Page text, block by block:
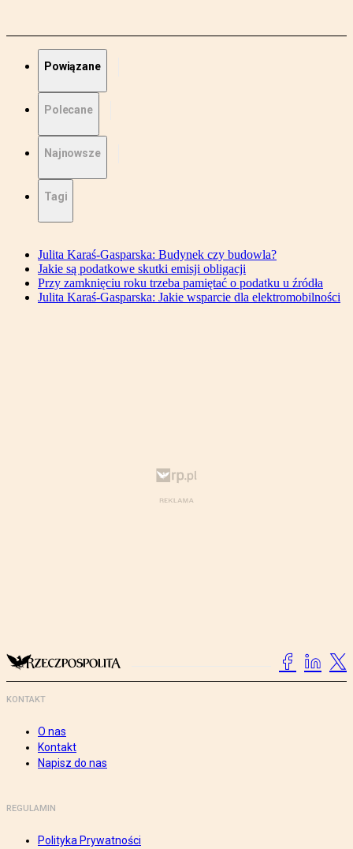
Powiązane
Polecane
Najnowsze
Tagi
Julita Karaś-Gasparska: Budynek czy budowla?
Jakie są podatkowe skutki emisji obligacji
Przy zamknięciu roku trzeba pamiętać o podatku u źródła
Julita Karaś-Gasparska: Jakie wsparcie dla elektromobilności
KONTAKT
O nas
Kontakt
Napisz do nas
REGULAMIN
Polityka Prywatności